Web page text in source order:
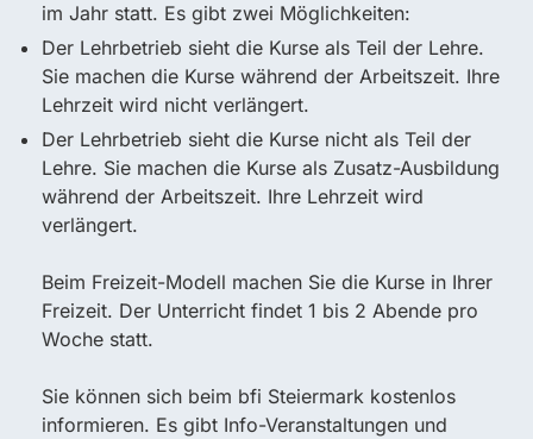
im Jahr statt. Es gibt zwei Möglichkeiten:
Der Lehrbetrieb sieht die Kurse als Teil der Lehre.
Sie machen die Kurse während der Arbeitszeit. Ihre
Lehrzeit wird nicht verlängert.
Der Lehrbetrieb sieht die Kurse nicht als Teil der
Lehre. Sie machen die Kurse als Zusatz-Ausbildung
während der Arbeitszeit. Ihre Lehrzeit wird
verlängert.
Beim Freizeit-Modell machen Sie die Kurse in Ihrer
Freizeit. Der Unterricht findet 1 bis 2 Abende pro
Woche statt.
Sie können sich beim bfi Steiermark kostenlos
informieren. Es gibt Info-Veranstaltungen und